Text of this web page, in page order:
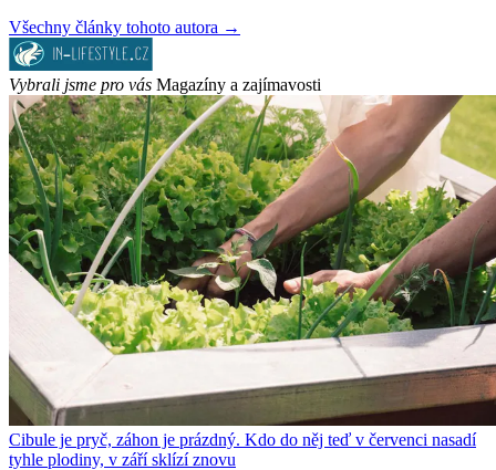
Všechny články tohoto autora →
Vybrali jsme pro vás Magazíny a zajímavosti
Cibule je pryč, záhon je prázdný. Kdo do něj teď v červenci nasadí
tyhle plodiny, v září sklízí znovu